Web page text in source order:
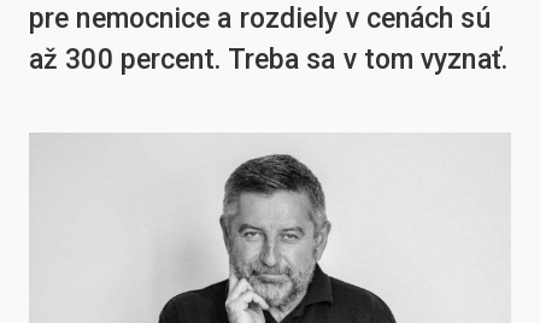
pre nemocnice a rozdiely v cenách sú
až 300 percent. Treba sa v tom vyznať.